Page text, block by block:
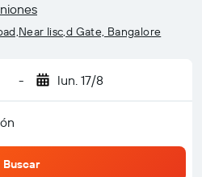
Iisc,d Gate, Bangalore
- lun. 17/8
Buscar